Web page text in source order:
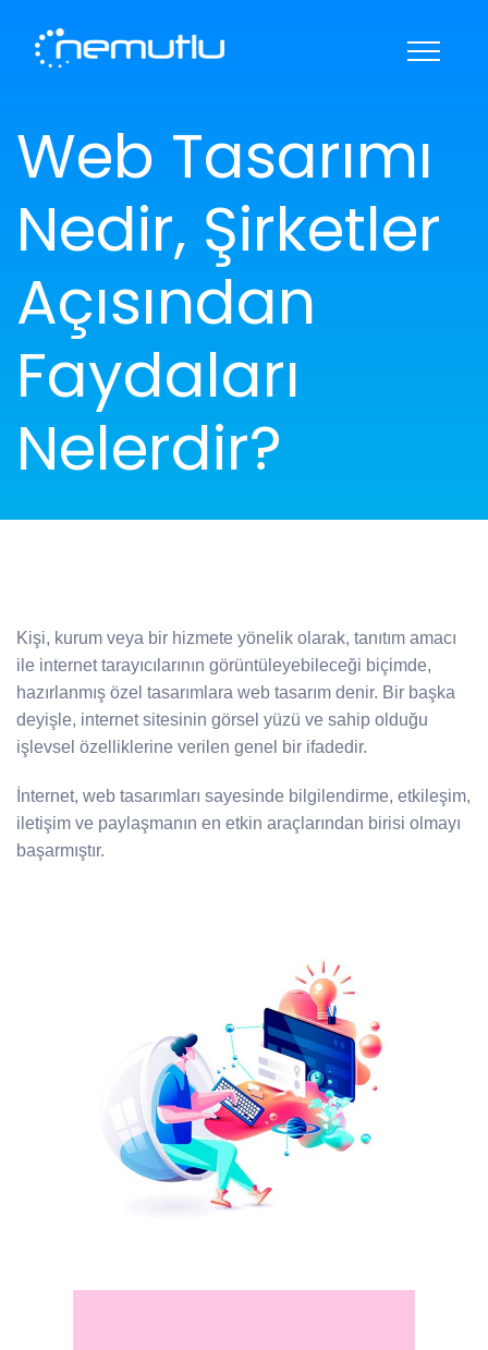
İLETİŞİM DESTEK
Web Tasarımı
Nedir, Şirketler
Açısından
Faydaları
Nelerdir?
Kişi, kurum veya bir hizmete yönelik olarak, tanıtım amacı
ile internet tarayıcılarının görüntüleyebileceği biçimde,
hazırlanmış özel tasarımlara web tasarım denir. Bir başka
deyişle, internet sitesinin görsel yüzü ve sahip olduğu
işlevsel özelliklerine verilen genel bir ifadedir.
İnternet, web tasarımları sayesinde bilgilendirme, etkileşim,
iletişim ve paylaşmanın en etkin araçlarından birisi olmayı
başarmıştır.